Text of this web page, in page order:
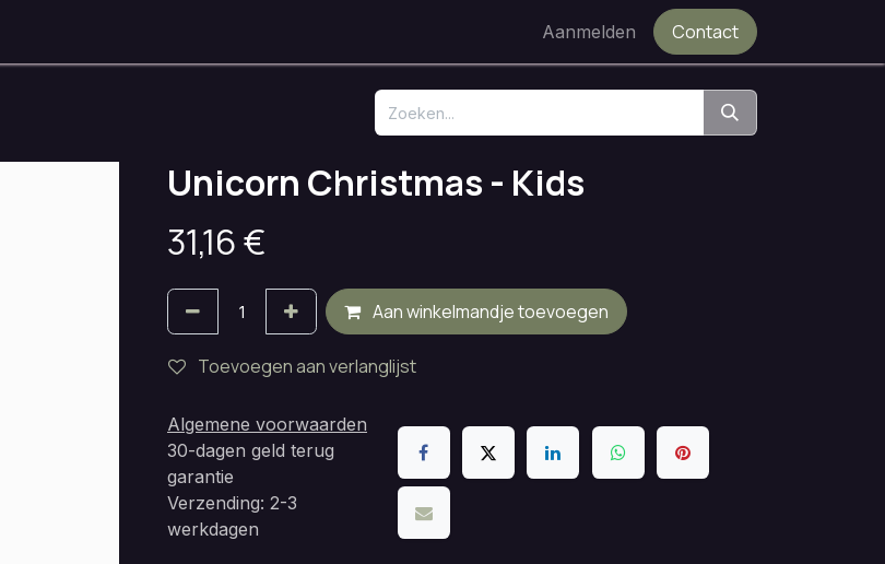
Aanmelden Contact
Unicorn Christmas - Kids
31,16€
Aan winkelmandje toevoegen
Toevoegen aan verlanglijst
Algemene voorwaarden
30-dagen geld terug
garantie
Verzending: 2-3
werkdagen